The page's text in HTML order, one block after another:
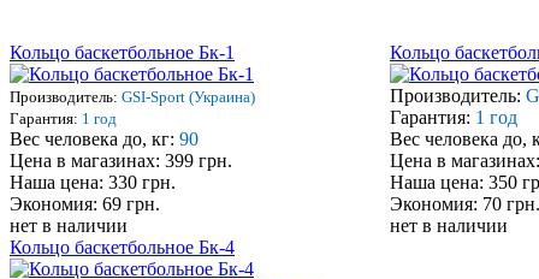
Кольцо баскетбольное Бк-1
Производитель: GSI-Sport (Украина)
Гарантия: 1 год
Вес человека до, кг: 90
Цена в магазинах: 399 грн.
Наша цена: 330 грн.
Экономия: 69 грн.
нет в наличии
Кольцо
Производитель:
Гарантия: 1 год
Вес человека до,
Цена в
Наша цена: 350
Экономия: 70 грн.
нет в наличии
Кольцо баскетбольное Бк-4